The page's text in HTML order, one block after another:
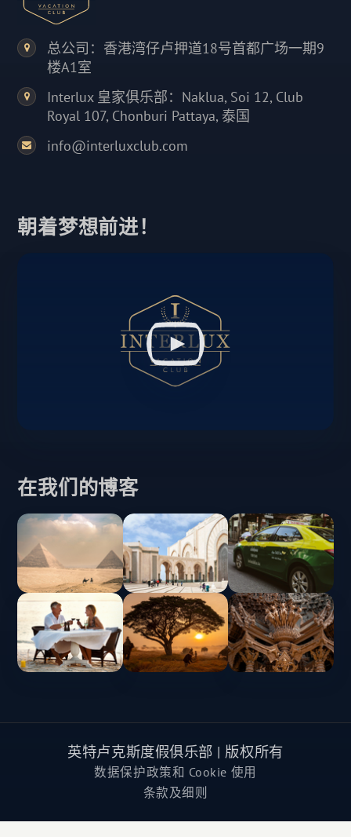
总公司：香港湾仔卢押道18号首都广场一期9
楼A1室
Interlux 皇家俱乐部：Naklua, Soi 12, Club
Royal 107, Chonburi Pattaya, 泰国
info@interluxclub.com
朝着梦想前进！
在我们的博客
英特卢克斯度假俱乐部 | 版权所有
数据保护政策和 Cookie 使用
条款及细则